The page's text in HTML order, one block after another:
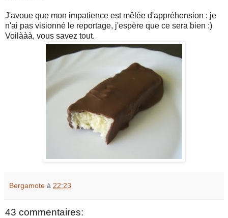
J'avoue que mon impatience est mêlée d'appréhension : je
n'ai pas visionné le reportage, j'espère que ce sera bien :)
Voilààà, vous savez tout.
Bergamote à 22:23
43 commentaires: